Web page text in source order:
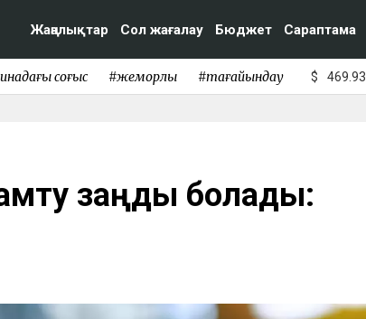
Жаңалықтар Сол жағалау Бюджет Сараптама
соғыс #жемқорлық #тағайындау $ 469.93
заңды болады: